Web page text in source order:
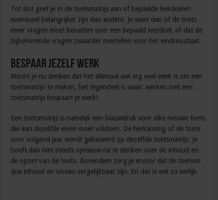
Tot slot geef je in de toetsmatrijs aan of bepaalde leerdoelen
eventueel belangrijker zijn dan andere. Je weet dan of de toets
meer vragen moet bevatten over een bepaald leerdoel, of dat de
bijbehorende vragen zwaarder meetellen voor het eindresultaat.
Bespaar jezelf werk
Mocht je nu denken dat het allemaal wel erg veel werk is om een
toetsmatrijs te maken, het tegendeel is waar: werken met een
toetsmatrijs bespaart je werk!
Een toetsmatrijs is namelijk een blauwdruk voor elke nieuwe toets
die aan dezelfde eisen moet voldoen. De herkansing of de toets
voor volgend jaar wordt gebaseerd op dezelfde toetsmatrijs. Je
hoeft dan niet steeds opnieuw na te denken over de inhoud en
de opzet van de toets. Bovendien zorg je ervoor dat de toetsen
qua inhoud en niveau vergelijkbaar zijn. En dat is wel zo eerlijk.